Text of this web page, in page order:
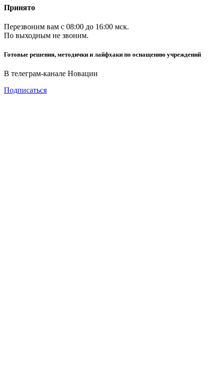
Принято
Перезвоним вам с 08:00 до 16:00 мск.
По выходным не звоним.
Готовые решения, методички и лайфхаки по оснащению учреждений
В телеграм-канале Новации
Подписаться